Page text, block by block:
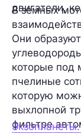
двигатели,
В земных
Они
которые под
пчелиные
которую
выхлопной
фильтре